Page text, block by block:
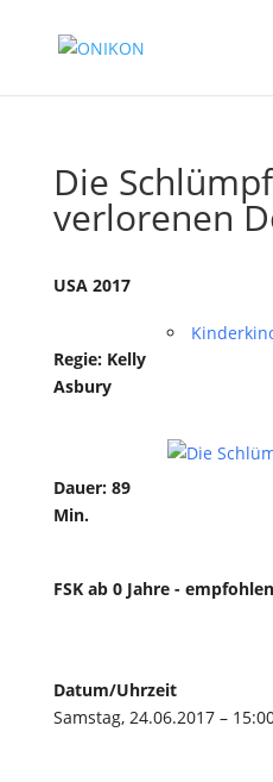
Die
verlorenen
USA 2017
Regie: Kelly
Asbury
Dauer: 89
Min.
FSK ab 0 Jahre -
Datum/Uhrzeit
Samstag, 24.06.2017 –